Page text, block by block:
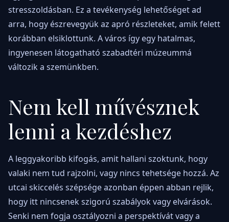
stresszoldásban. Ez a tevékenység lehetőséget ad
arra, hogy észrevegyük az apró részleteket, amik felett
korábban elsiklottunk. A város így egy hatalmas,
ingyenesen látogatható szabadtéri múzeummá
változik a szemünkben.
Nem kell művésznek
lenni a kezdéshez
A leggyakoribb kifogás, amit hallani szoktunk, hogy
valaki nem tud rajzolni, vagy nincs tehetsége hozzá. Az
utcai skiccelés szépsége azonban éppen abban rejlik,
hogy itt nincsenek szigorú szabályok vagy elvárások.
Senki nem fogja osztályozni a perspektívát vagy a